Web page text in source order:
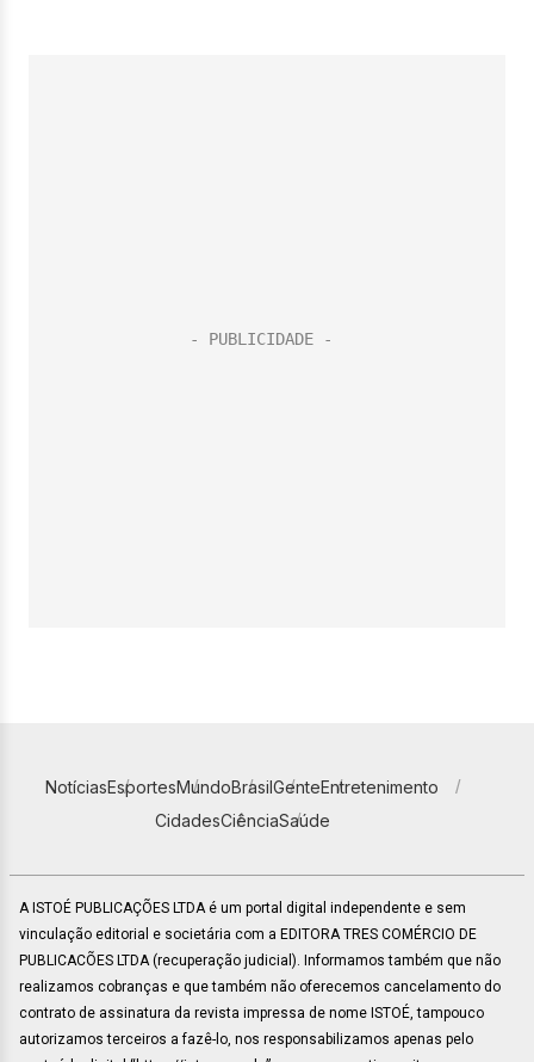
NotíciasEsportesMundoBrasilGenteEntretenimento
CidadesCiênciaSaúde
A ISTOÉ PUBLICAÇÕES LTDA é um portal digital independente e sem
vinculação editorial e societária com a EDITORA TRES COMÉRCIO DE
PUBLICACÕES LTDA (recuperação judicial). Informamos também que não
realizamos cobranças e que também não oferecemos cancelamento do
contrato de assinatura da revista impressa de nome ISTOÉ, tampouco
autorizamos terceiros a fazê-lo, nos responsabilizamos apenas pelo